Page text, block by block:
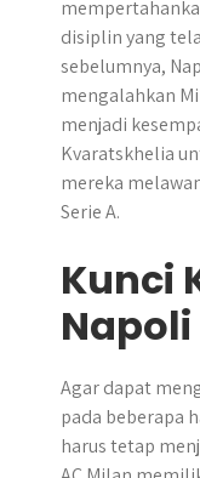
disiplin yang
sebelumnya,
mengalahkan
menjadi
Kvaratskhelia
mereka
Serie A.
Kunci
Napoli
Agar dapat
pada beberapa
harus tetap